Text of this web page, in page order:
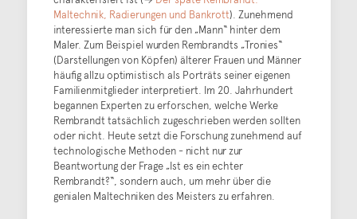
Maltechnik, Radierungen und Bankrott). Zunehmend
interessierte man sich für den „Mann“ hinter dem
Maler. Zum Beispiel wurden Rembrandts „Tronies“
(Darstellungen von Köpfen) älterer Frauen und Männer
häufig allzu optimistisch als Porträts seiner eigenen
Familienmitglieder interpretiert. Im 20. Jahrhundert
begannen Experten zu erforschen, welche Werke
Rembrandt tatsächlich zugeschrieben werden sollten
oder nicht. Heute setzt die Forschung zunehmend auf
technologische Methoden - nicht nur zur
Beantwortung der Frage „Ist es ein echter
Rembrandt?“, sondern auch, um mehr über die
genialen Maltechniken des Meisters zu erfahren.